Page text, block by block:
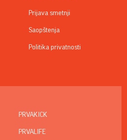
Prijava smetnji
Saopštenja
Politika privatnosti
PRVAKICK
PRVALIFE